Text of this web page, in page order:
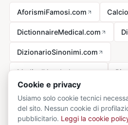
AforismiFamosi.com
DictionnaireMedical.com
DizionarioSinonimi.com
MedicalVocabulary.org
Avviso legale ai sensi della legge n.
Cookie e privacy
Usiamo solo cookie tecnici
del sito. Nessun cookie di
pubblicitario. Leggi la cookie